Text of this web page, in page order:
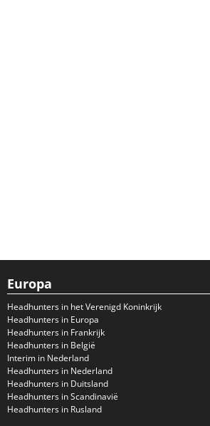
Europa
Headhunters in het Verenigd Koninkrijk
Headhunters in Europa
Headhunters in Frankrijk
Headhunters in België
Interim in Nederland
Headhunters in Nederland
Headhunters in Duitsland
Headhunters in Scandinavië
Headhunters in Rusland